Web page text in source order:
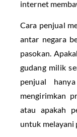
internet
Cara penjual
antar negara
pasokan.
gudang milik
penjual
mengirimkan
atau apakah
untuk melayani